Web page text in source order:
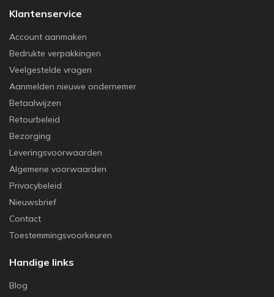
Klantenservice
Account aanmaken
Bedrukte verpakkingen
Veelgestelde vragen
Aanmelden nieuwe ondernemer
Betaalwijzen
Retourbeleid
Bezorging
Leveringsvoorwaarden
Algemene voorwaarden
Privacybeleid
Nieuwsbrief
Contact
Toestemmingsvoorkeuren
Handige links
Blog